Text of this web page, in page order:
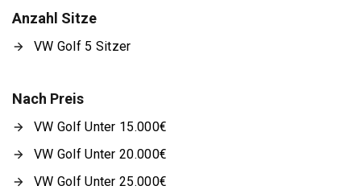
Anzahl Sitze
VW Golf 5 Sitzer
Nach Preis
VW Golf Unter 15.000€
VW Golf Unter 20.000€
VW Golf Unter 25.000€